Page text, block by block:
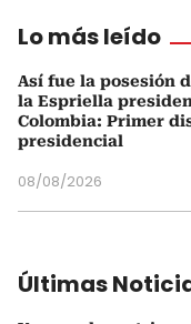
Lo más leído
Así fue la posesión
la Espriella
Colombia: Primer
presidencial
08/08/2026
Últimas